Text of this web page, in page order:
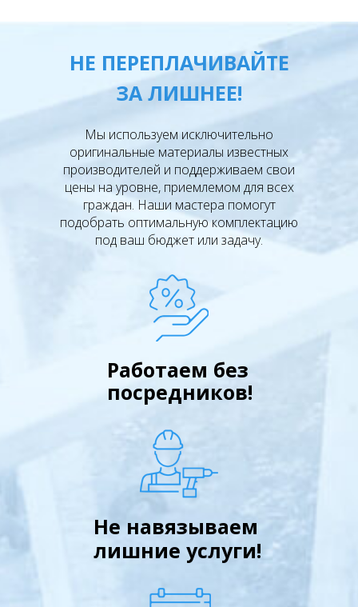
НЕ ПЕРЕПЛАЧИВАЙТЕ
ЗА ЛИШНЕЕ!
Мы используем исключительно
оригинальные материалы известных
производителей и поддерживаем свои
цены на уровне, приемлемом для всех
граждан. Наши мастера помогут
подобрать оптимальную комплектацию
под ваш бюджет или задачу.
Работаем без
посредников!
Не навязываем
лишние услуги!